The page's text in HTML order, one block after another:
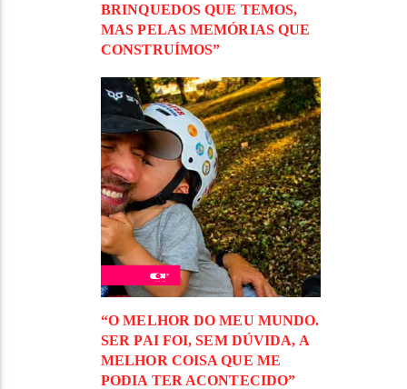
BRINQUEDOS QUE TEMOS,
MAS PELAS MEMÓRIAS QUE
CONSTRUÍMOS”
“O MELHOR DO MEU MUNDO.
SER PAI FOI, SEM DÚVIDA, A
MELHOR COISA QUE ME
PODIA TER ACONTECIDO”